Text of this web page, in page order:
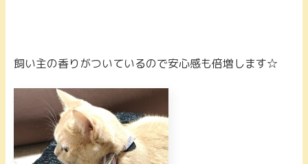
飼い主の香りがついているので安心感も倍増します☆